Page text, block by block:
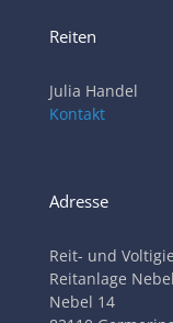
Reiten
Julia Handel
Kontakt
Adresse
Reit- und
Reitanlage Nebel
Nebel 14